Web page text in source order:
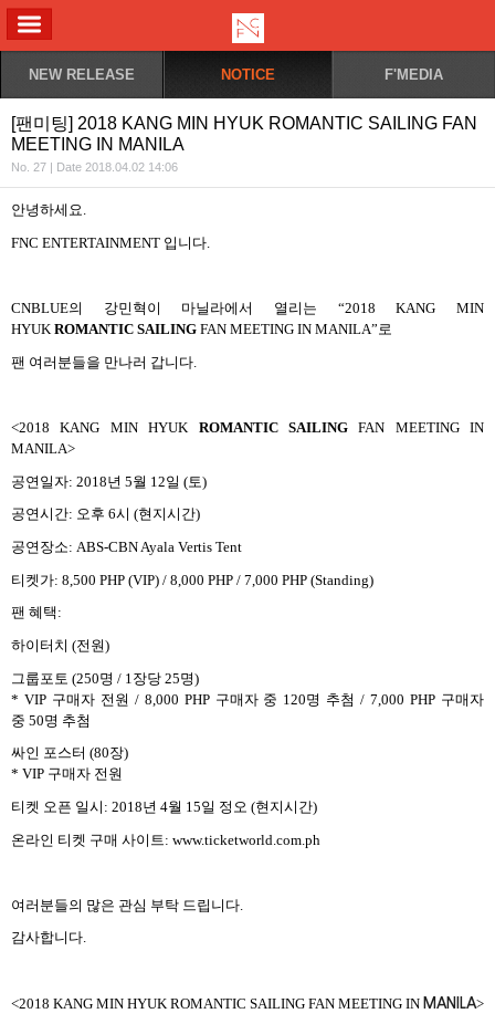
NEW RELEASE NOTICE F'MEDIA
[팬미팅] 2018 KANG MIN HYUK ROMANTIC SAILING FAN
MEETING IN MANILA
No. 27 | Date 2018.04.02 14:06
안녕하세요.
FNC ENTERTAINMENT 입니다
CNBLUE의 강민혁이 마닐라에서 열리는 “2018 KANG MIN
HYUK ROMANTIC SAILING FAN MEETING IN MANILA” 로
팬 여러분들을 만나러 갑니다
<2018 KANG MIN HYUK ROMANTIC SAILINGFAN MEETING IN
MANILA>
공연일자: 2018년 5월 12일 (토)
공연시간: 오후 6시 (현지시간)
공연장소: ABS-CBN Ayala Vertis Tent
티켓가: 8,500 PHP (VIP) / 8,000 PHP / 7,000 PHP (Standing)
팬 혜택 :
하이터치 (전원)
그룹포토 (250명 / 1 장당 25명)
* VIP 구매자 전원 / 8,000 PHP 구매자 중 120명 추첨 / 7,000 PHP 구매자
중 50명 추첨
싸인 포스터 (80장)
* VIP 구매자 전원
티켓 오픈 일시 : 2018년 4월 15일 정오 (현지시간)
온라인 티켓 구매 사이트 : www.ticketworld.com.ph
여러분들의 많은 관심 부탁 드립니다
감사합니다.
<2018 KANG MIN HYUK ROMANTIC SAILING FAN MEETING IN MANILA>